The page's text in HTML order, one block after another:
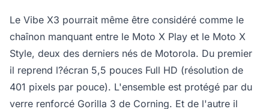
Le Vibe X3 pourrait même être considéré comme le
chaînon manquant entre le Moto X Play et le Moto X
Style, deux des derniers nés de Motorola. Du premier
il reprend l?écran 5,5 pouces Full HD (résolution de
401 pixels par pouce). L'ensemble est protégé par du
verre renforcé Gorilla 3 de Corning. Et de l'autre il